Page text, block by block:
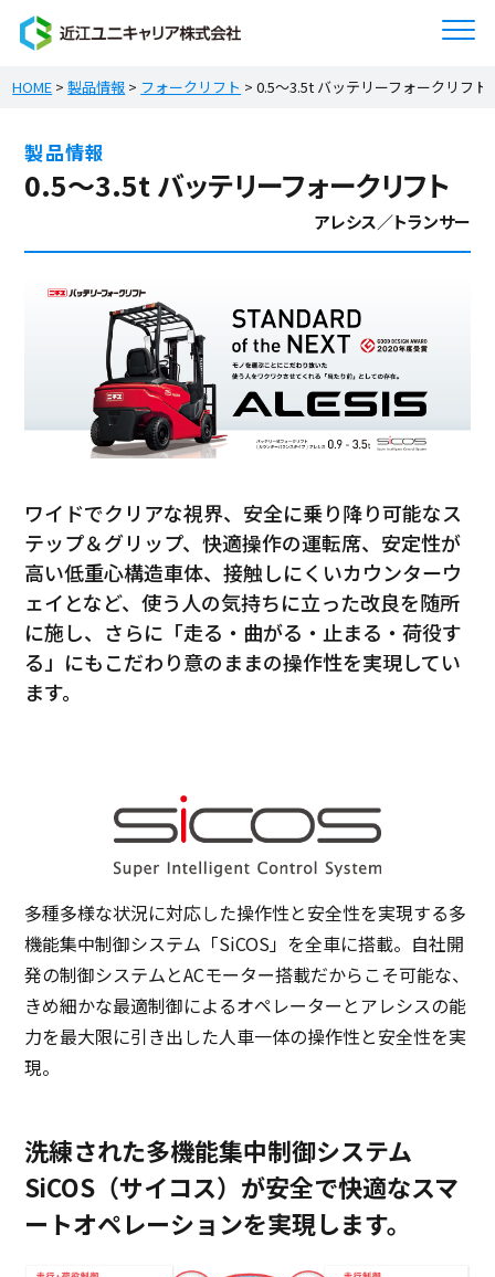
HOME >製品情報 > フォークリフト >0.5～3.5t バッテリーフォークリフト
製品情報
0.5～3.5t バッテリーフォークリフト
アレシス／トランサー
ワイドでクリアな視界、安全に乗り降り可能なス
テップ＆グリップ、快適操作の運転席、安定性が
高い低重心構造車体、接触しにくいカウンターウ
ェイとなど、使う人の気持ちに立った改良を随所
に施し、さらに「走る・曲がる・止まる・荷役す
る」にもこだわり意のままの操作性を実現してい
ます。
多種多様な状況に対応した操作性と安全性を実現する多
機能集中制御システム「SiCOS」を全車に搭載。自社開
発の制御システムとACモーター搭載だからこそ可能な、
きめ細かな最適制御によるオペレーターとアレシスの能
力を最大限に引き出した人車一体の操作性と安全性を実
現。
洗練された多機能集中制御システム
SiCOS（サイコス）が安全で快適なスマ
ートオペレーションを実現します。